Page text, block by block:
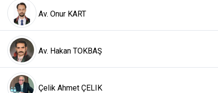
Av. Onur KART
Av. Hakan TOKBAŞ
Çelik Ahmet ÇELIK